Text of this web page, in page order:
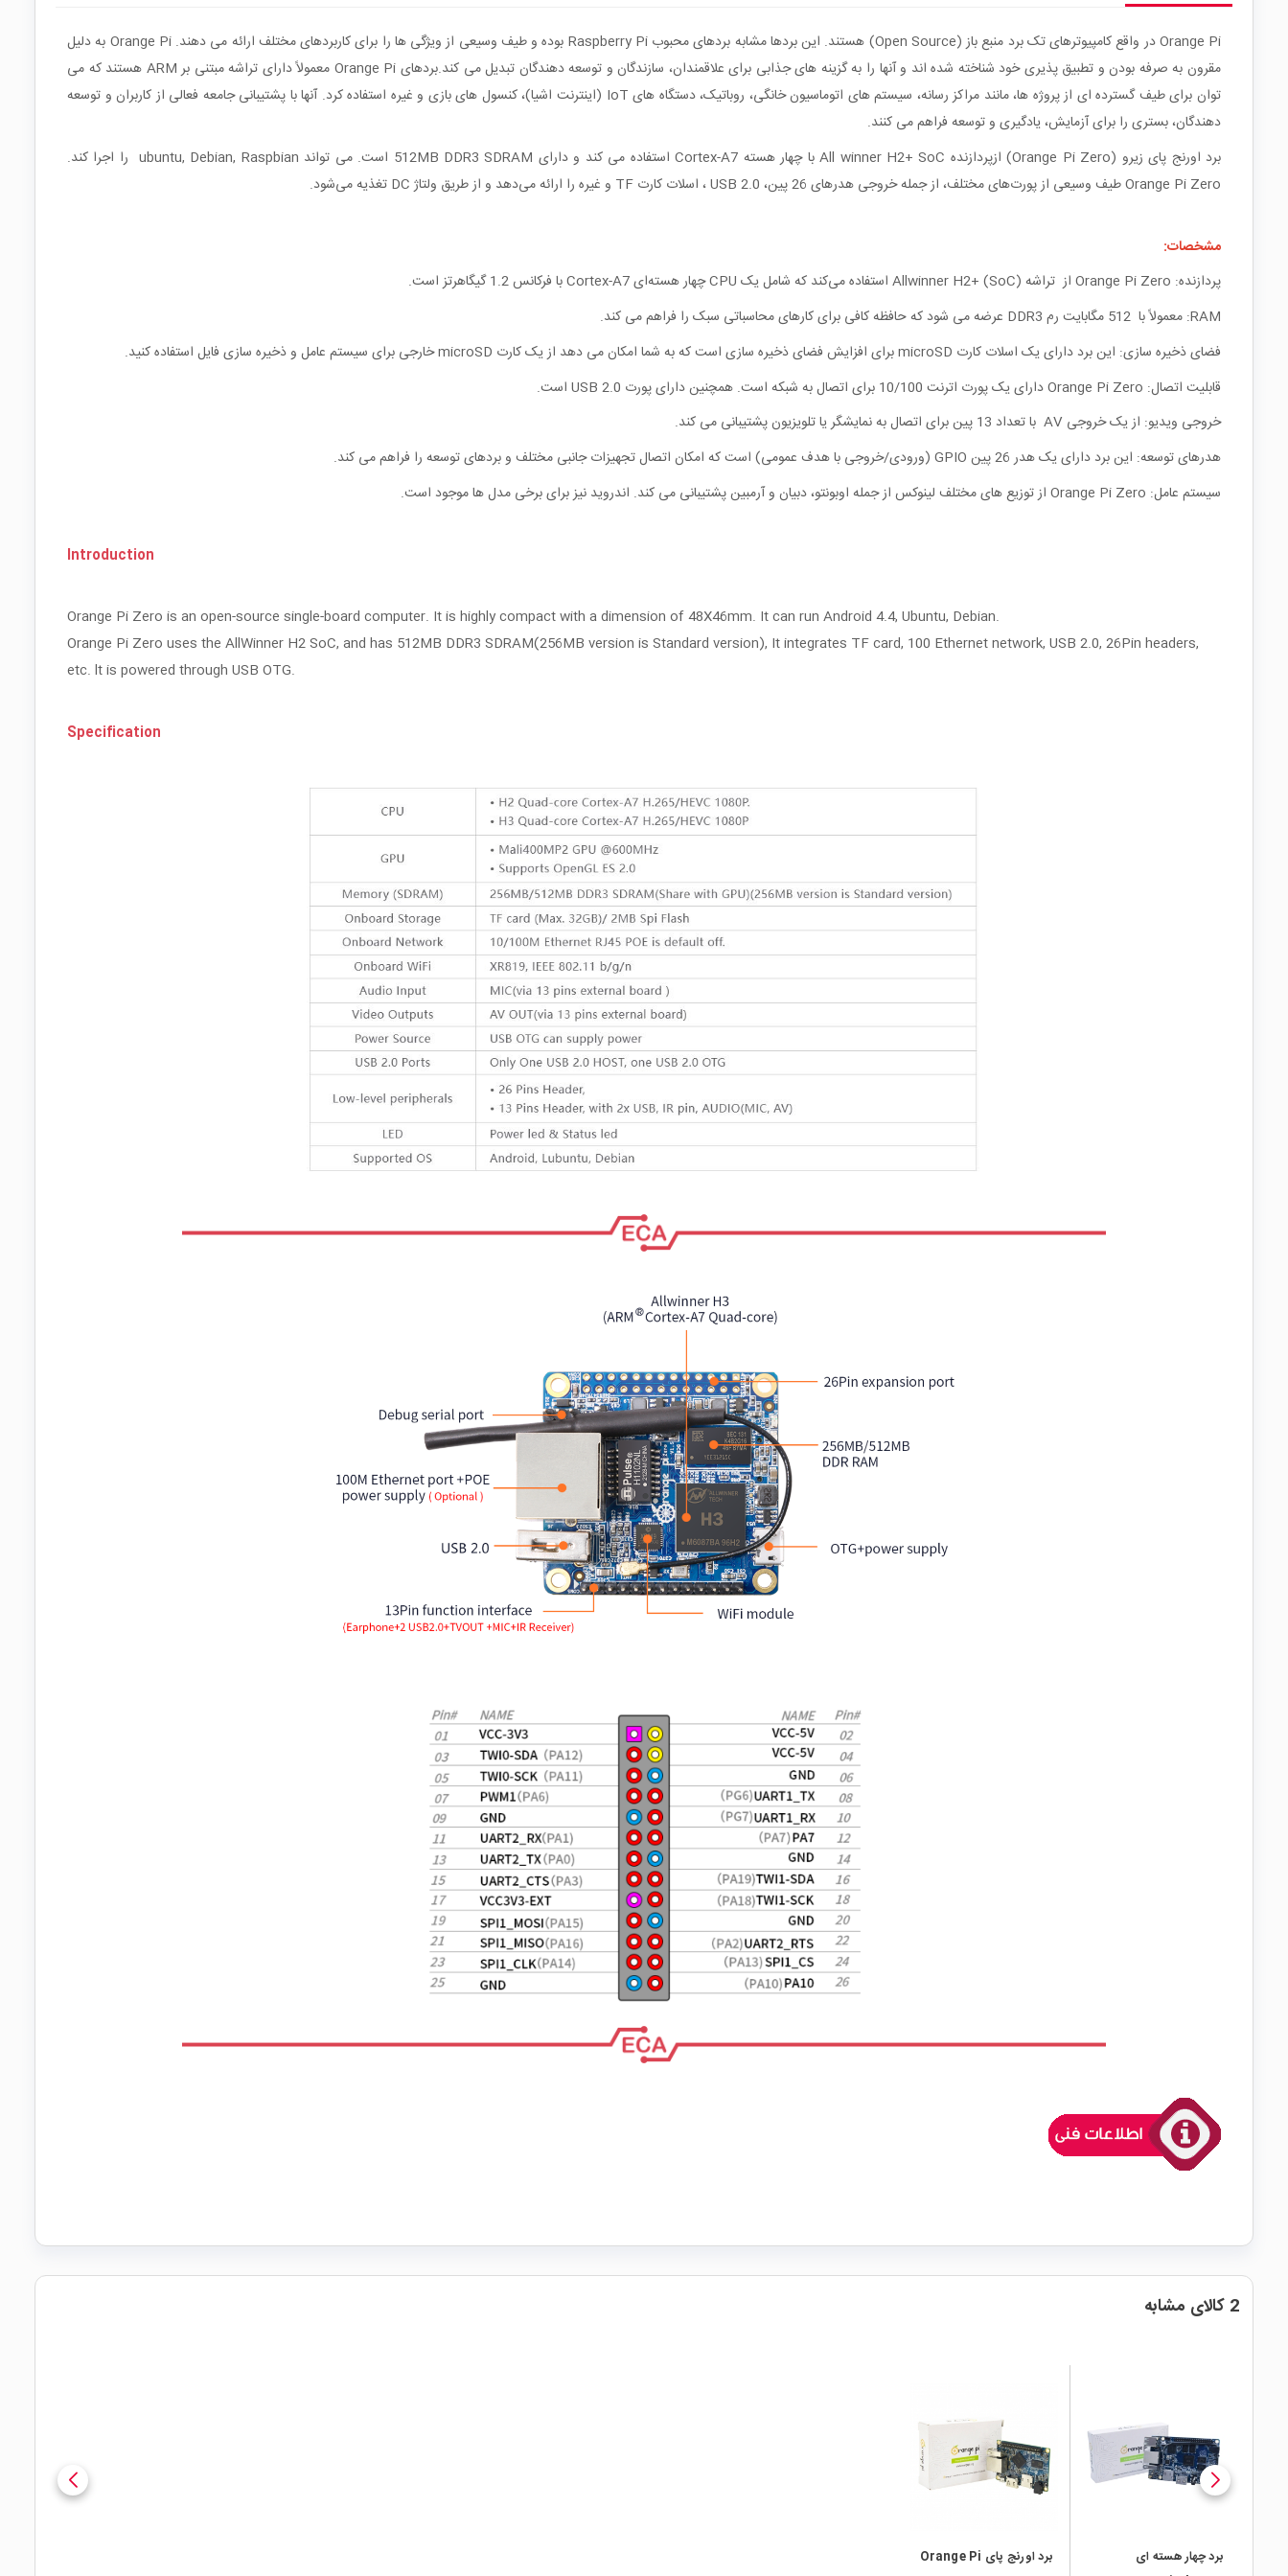
Orange Pi در واقع کامپیوترهای تک برد منبع باز (Open Source) هستند. این بردها مشابه بردهای محبوب Raspberry Pi بوده و طیف وسیعی از ویژگی ها را برای کاربردهای مختلف ارائه می دهند. Orange Pi به دلیل
مقرون به صرفه بودن و تطبیق پذیری خود شناخته شده اند و آنها را به گزینه های جذابی برای علاقمندان، سازندگان و توسعه دهندگان تبدیل می کند.بردهای Orange Pi معمولاً دارای تراشه مبتنی بر ARM هستند که می
توان برای طیف گسترده ای از پروژه ها، مانند مراکز رسانه، سیستم های اتوماسیون خانگی، روباتیک، دستگاه های IoT (اینترنت اشیا)، کنسول های بازی و غیره استفاده کرد. آنها با پشتیبانی جامعه فعالی از کاربران و توسعه
دهندگان، بستری را برای آزمایش، یادگیری و توسعه فراهم می کنند.
برد اورنج پای زیرو (Orange Pi Zero) ازپردازنده All winner H2+ SoC با چهار هسته Cortex-A7 استفاده می کند و دارای 512MB DDR3 SDRAM است. می تواند ubuntu, Debian, Raspbian را اجرا کند.
Orange Pi Zero طیف وسیعی از پورت‌های مختلف، از جمله خروجی هدرهای 26
پین، USB 2.0 ، اسلات کارت TF و غیره را ارائه می‌دهد و از طریق ولتاژ DC تغذیه می‌شود.
مشخصات:
پردازنده: Orange Pi Zero از تراشه Allwinner H2+ (SoC) استفاده می‌کند که شامل یک CPU چهار هسته‌ای Cortex-A7 با فرکانس 1.2 گیگاهرتز است.
RAM: معمولاً با 512 مگابایت رم DDR3 عرضه می شود که حافظه کافی برای کارهای محاسباتی سبک را فراهم می کند.
فضای ذخیره سازی: این برد دارای یک اسلات کارت microSD برای افزایش فضای ذخیره سازی است که به شما امکان می دهد از یک کارت microSD خارجی برای سیستم عامل و ذخیره سازی فایل استفاده کنید.
قابلیت اتصال: Orange Pi Zero دارای یک پورت اترنت 10/100 برای اتصال به شبکه است. همچنین دارای پورت USB 2.0 است.
خروجی ویدیو: از یک خروجی AV با تعداد 13 پین برای اتصال به نمایشگر یا تلویزیون پشتیبانی می کند.
هدرهای توسعه: این برد دارای یک هدر 26 پین GPIO (ورودی/خروجی با هدف عمومی) است که امکان اتصال تجهیزات جانبی مختلف و بردهای توسعه را فراهم می کند.
سیستم عامل: Orange Pi Zero از توزیع های مختلف لینوکس از جمله اوبونتو، دبیان و آرمبین پشتیبانی می کند. اندروید نیز برای برخی مدل ها موجود است.
Introduction
Orange Pi Zero is an open-source single-board computer. It is highly compact with a dimension of 48X46mm. It can run Android 4.4, Ubuntu, Debian.
Orange Pi Zero uses the AllWinner H2 SoC, and has 512MB DDR3 SDRAM(256MB version is Standard version), It integrates TF card, 100 Ethernet network, USB 2.0, 26Pin headers,
etc. lt is powered through USB OTG.
Specification
2 کالای مشابه
برد چهار هسته ای
برد اورنج پای Orange Pi